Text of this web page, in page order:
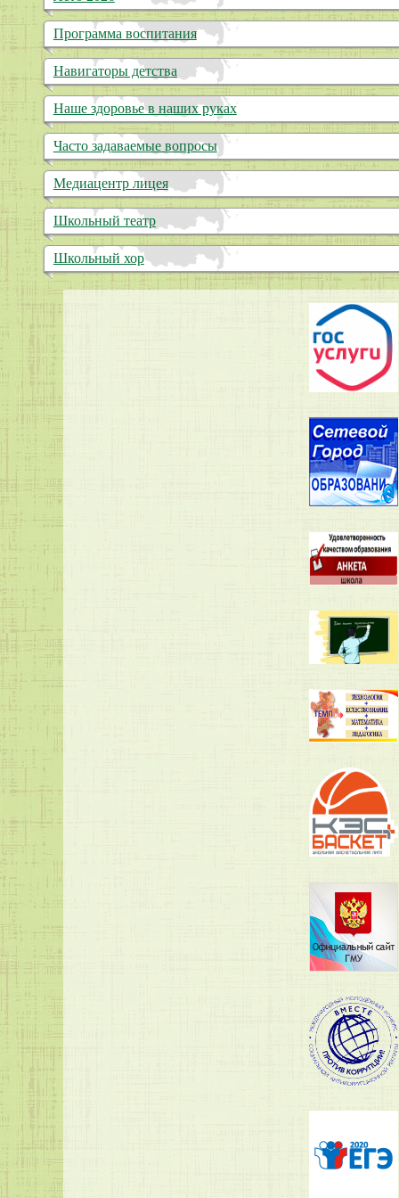
Родительский контроль
Программа воспитания
Навигаторы детства
Наше здоровье в наших руках
Часто задаваемые вопросы
Медиацентр лицея
Школьный театр
Школьный хор